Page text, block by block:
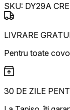
SKU: DY29A
LIVRARE
Pentru toate
30 DE ZILE